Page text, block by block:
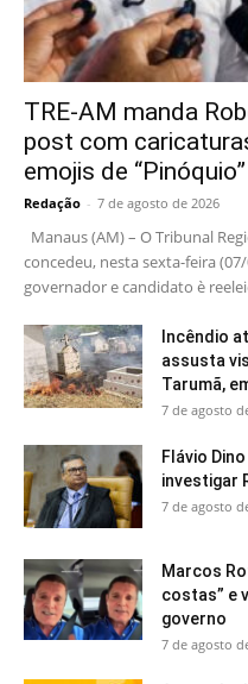
TRE-AM manda
post com
emojis de “Pinóquio”
Redação - 7 de agosto de 2026
Manaus (AM) – O Tribunal
concedeu, nesta sexta-feira
governador e candidato è
Incêndio
assusta
Tarumã,
7 de agosto
Flávio
investigar
7 de agosto
Marcos
costas” e
governo
7 de agosto